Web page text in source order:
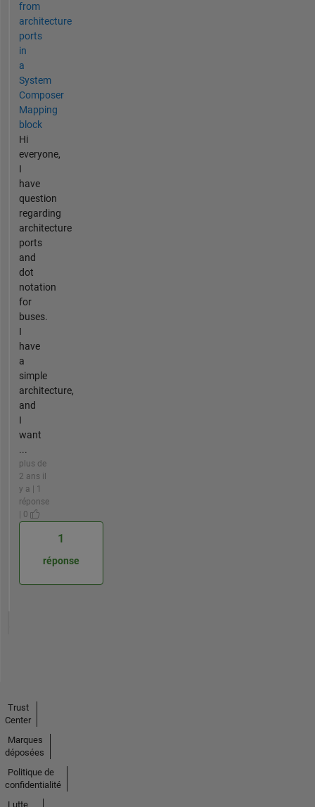
from
architecture
ports
in
a
System
Composer
Mapping
block
Hi
everyone,
I
have
question
regarding
architecture
ports
and
dot
notation
for
buses.
I
have
a
simple
architecture,
and
I
want
...
plus de
2 ans il
y a | 1
réponse
| 0
1
réponse
Trust
Center
Marques
déposées
Politique de
confidentialité
Lutte